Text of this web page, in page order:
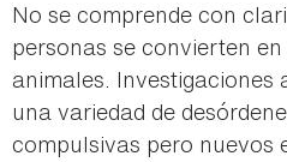
No se comprende con
personas se convierten
animales.
una variedad de
compulsivas pero nuevos